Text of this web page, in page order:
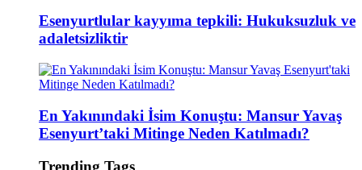
Esenyurtlular kayyıma tepkili: Hukuksuzluk ve
adaletsizliktir
En Yakınındaki İsim Konuştu: Mansur Yavaş
Esenyurt’taki Mitinge Neden Katılmadı?
Trending Tags